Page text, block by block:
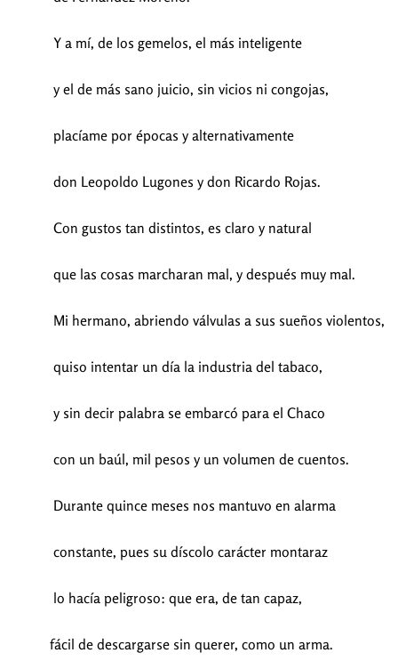
Y a mí, de los gemelos, el más inteligente
y el de más sano juicio, sin vicios ni congojas,
placíame por épocas y alternativamente
don Leopoldo Lugones y don Ricardo Rojas.
Con gustos tan distintos, es claro y natural
que las cosas marcharan mal, y después muy mal.
Mi hermano, abriendo válvulas a sus sueños violentos,
quiso intentar un día la industria del tabaco,
y sin decir palabra se embarcó para el Chaco
con un baúl, mil pesos y un volumen de cuentos.
Durante quince meses nos mantuvo en alarma
constante, pues su díscolo carácter montaraz
lo hacía peligroso: que era, de tan capaz,
fácil de descargarse sin querer, como un arma.